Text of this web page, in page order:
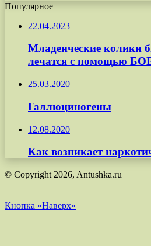
Популярное
22.04.2023
Младенческие колики
лечатся с помощью
25.03.2020
Галлюциногены
12.08.2020
Как возникает
© Copyright 2026, Antushka.ru
Кнопка «Наверх»